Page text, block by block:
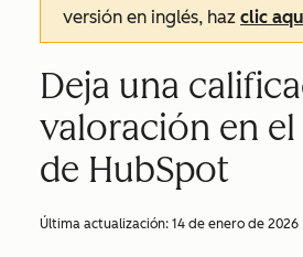
versión en inglés, haz clic
Deja una
valoración en
de HubSpot
Última actualización: 14 de enero de 2026